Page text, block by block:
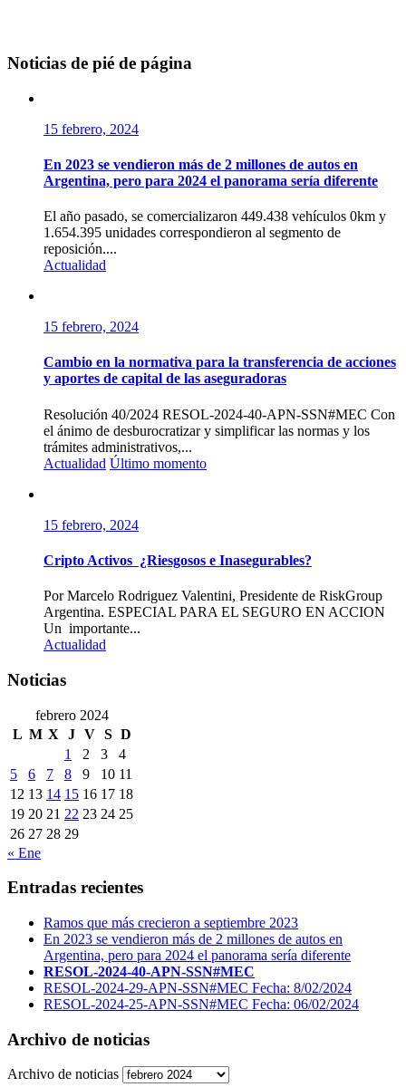
Noticias de pié de página
15 febrero, 2024
En 2023 se vendieron más de 2 millones de autos en
Argentina, pero para 2024 el panorama sería diferente
El año pasado, se comercializaron 449.438 vehículos 0km y
1.654.395 unidades correspondieron al segmento de
reposición....
Actualidad
15 febrero, 2024
Cambio en la normativa para la transferencia de acciones
y aportes de capital de las aseguradoras
Resolución 40/2024 RESOL-2024-40-APN-SSN#MEC Con
el ánimo de desburocratizar y simplificar las normas y los
trámites administrativos,...
Actualidad Último momento
15 febrero, 2024
Cripto Activos ¿Riesgosos e Inasegurables?
Por Marcelo Rodriguez Valentini, Presidente de RiskGroup
Argentina. ESPECIAL PARA EL SEGURO EN ACCION
Un importante...
Actualidad
Noticias
febrero 2024
L M X J V S D
1
2 3
4
5
6 7 8 9 10 11
12 13 14 15 16 17 18
19 20 21 22 23 24 25
26 27 28 29
« Ene
Entradas recientes
Ramos que más crecieron a septiembre 2023
En 2023 se vendieron más de 2 millones de autos en
Argentina, pero para 2024 el panorama sería diferente
RESOL-2024-40-APN-SSN#MEC
RESOL-2024-29-APN-SSN#MEC Fecha: 8/02/2024
RESOL-2024-25-APN-SSN#MEC Fecha: 06/02/2024
Archivo de noticias
Archivo de noticias